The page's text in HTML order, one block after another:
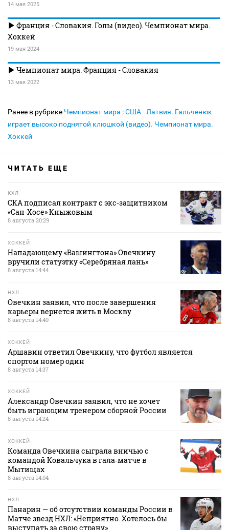
14 мая 2025
Франция - Словакия. Голы (видео). Чемпионат мира.
Хоккей
19 мая 2024
Чемпионат мира. Франция - Словакия
13 мая 2022
Ранее в рубрике Чемпионат мира :США - Латвия. Гальченюк
играет высоко поднятой клюшкой (видео). Чемпионат мира.
Хоккей
ЧИТАТЬ ЕЩЕ
КХЛ
СКА подписал контракт с экс‑защитником
«Сан‑Хосе» Кныжовым
8 августа 20:29
ХОККЕЙ
Нападающему «Вашингтона» Овечкину
вручили статуэтку «Серебряная лань»
8 августа 14:44
НХЛ
Овечкин заявил, что после завершения
карьеры вернется жить в Москву
8 августа 14:40
ХОККЕЙ
Аршавин ответил Овечкину, что футбол является
спортом номер один
8 августа 14:37
ХОККЕЙ
Александр Овечкин заявил, что не хочет
быть играющим тренером сборной России
8 августа 14:24
ХОККЕЙ
Команда Овечкина сыграла вничью с
командой Ковальчука в гала‑матче в
Мытищах
8 августа 14:04
НХЛ
Панарин — об отсутствии команды России в
Матче звезд НХЛ: «Неприятно. Хотелось бы
выступать за свою страну»